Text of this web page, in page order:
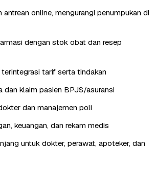
antrean online, mengurangi penumpukan di
dengan stok obat dan resep
tarif serta tindakan
dan klaim pasien BPJS/asuransi
dan manajemen poli
keuangan, dan rekam medis
untuk dokter, perawat, apoteker, dan